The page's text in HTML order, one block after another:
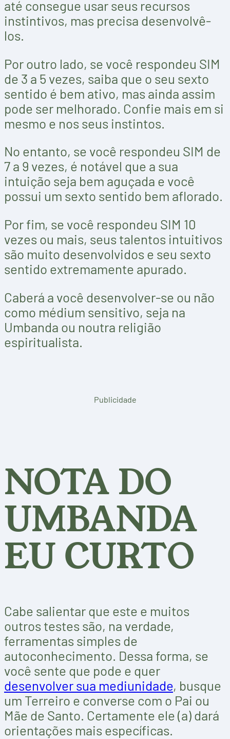
até consegue usar seus recursos
instintivos, mas precisa desenvolvê-
los.
Por outro lado, se você respondeu SIM
de 3 a 5 vezes, saiba que o seu sexto
sentido é bem ativo, mas ainda assim
pode ser melhorado. Confie mais em si
mesmo e nos seus instintos.
No entanto, se você respondeu SIM de
7 a 9 vezes, é notável que a sua
intuição seja bem aguçada e você
possui um sexto sentido bem aflorado.
Por fim, se você respondeu SIM 10
vezes ou mais, seus talentos intuitivos
são muito desenvolvidos e seu sexto
sentido extremamente apurado.
Caberá a você desenvolver-se ou não
como médium sensitivo, seja na
Umbanda ou noutra religião
espiritualista.
Publicidade
NOTA DO
UMBANDA
EU CURTO
Cabe salientar que este e muitos
outros testes são, na verdade,
ferramentas simples de
autoconhecimento. Dessa forma, se
você sente que pode e quer
desenvolver sua mediunidade, busque
um Terreiro e converse com o Pai ou
Mãe de Santo. Certamente ele (a) dará
orientações mais específicas.